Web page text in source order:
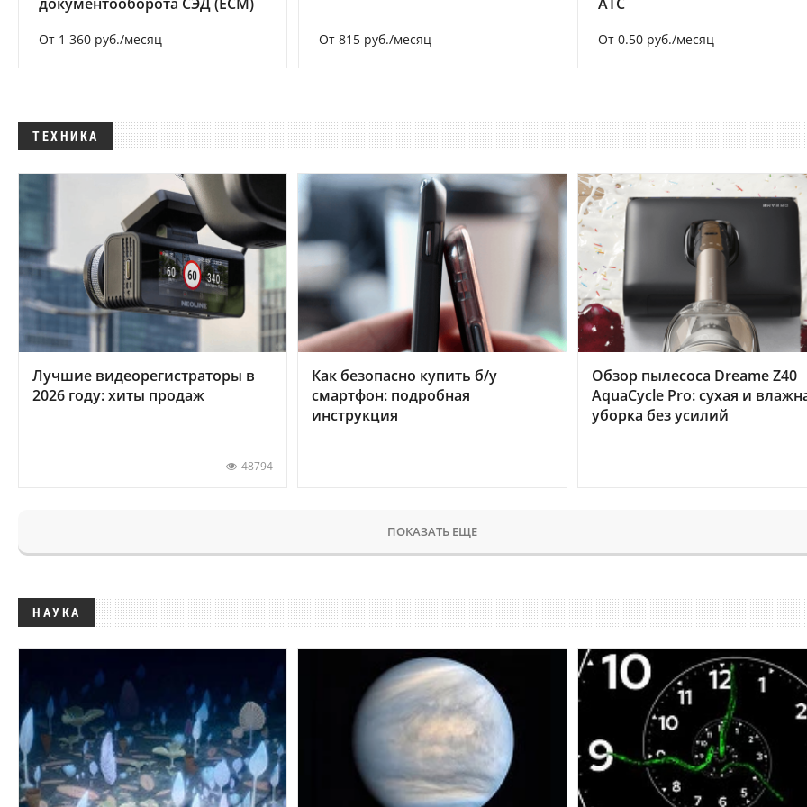
От 1 360 руб./месяц От 815 руб./месяц От 0.50 руб./месяц
ТЕХНИКА
Лучшие видеорегистраторы в
2026 году: хиты продаж
48794
Как безопасно купить б/у
смартфон: подробная
инструкция
Обзор пылесоса Dreame Z40
AquaCycle Pro: сухая и
уборка без усилий
ПОКАЗАТЬ ЕЩЕ
НАУКА